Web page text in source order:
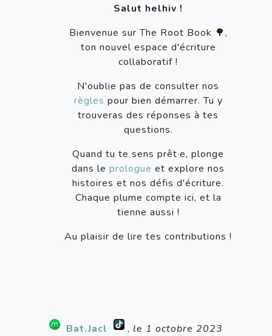
Salut helhiv !
Bienvenue sur The Root Book 🌳,
ton nouvel espace d'écriture
collaboratif !
N'oublie pas de consulter nos
règles pour bien démarrer. Tu y
trouveras des réponses à tes
questions.
Quand tu te sens prêt·e, plonge
dans le prologue et explore nos
histoires et nos défis d'écriture.
Chaque plume compte ici, et la
tienne aussi !
Au plaisir de lire tes contributions !
Bat.Jacl , le 1 octobre 2023